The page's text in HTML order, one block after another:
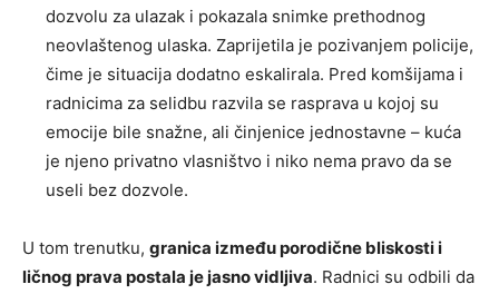
dozvolu za ulazak i pokazala snimke prethodnog
neovlaštenog ulaska. Zaprijetila je pozivanjem policije,
čime je situacija dodatno eskalirala. Pred komšijama i
radnicima za selidbu razvila se rasprava u kojoj su
emocije bile snažne, ali činjenice jednostavne – kuća
je njeno privatno vlasništvo i niko nema pravo da se
useli bez dozvole.
U tom trenutku, granica između porodične bliskosti i
ličnog prava postala je jasno vidljiva. Radnici su odbili da